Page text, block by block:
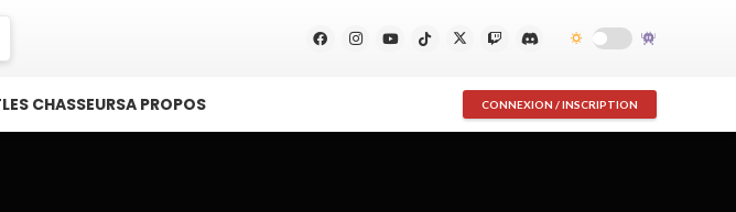
LES CHASSEURSA PROPOS CONNEXION / INSCRIPTION